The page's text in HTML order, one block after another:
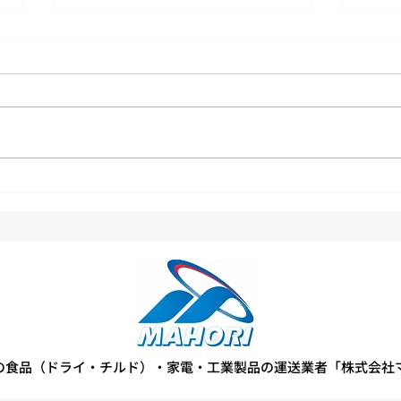
食品（ドライ・チルド）・家電・工業製品の運送業者「株式会社